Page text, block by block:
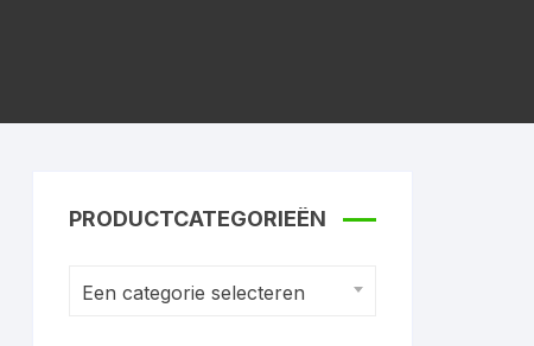
PRODUCTCATEGORIEËN
Een categorie selecteren